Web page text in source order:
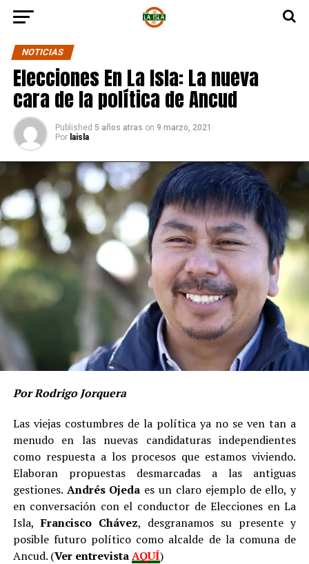
NOTICIAS
Elecciones En La Isla: La nueva
cara de la política de Ancud
Published 5 años atras on 9 marzo, 2021
Por laisla
PorRodrigo Jorquera
Las viejas costumbres de la política ya no se ven tan a
menudo en las nuevas candidaturas independientes
como respuesta a los procesos que estamos viviendo.
Elaboran propuestas desmarcadas a las antiguas
gestiones. Andrés Ojeda es un claro ejemplo de ello, y
en conversación con el conductor de Elecciones en La
Isla,Francisco Chávez, desgranamos su presente y
posible futuro político como alcalde de la comuna de
Ancud. (Ver entrevistaAQUÍ)